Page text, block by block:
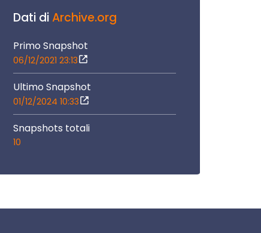
Dati diArchive.org
Primo Snapshot
06/12/2021 23:13
Ultimo Snapshot
01/12/2024 10:33
Snapshots totali
10